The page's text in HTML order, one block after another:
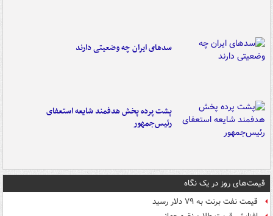
سدهای ایران چه وضعیتی دارند
پشت پرده پخش هدفمند شایعه استعفای
رئیس‌جمهور
قیمت‌های روز در یک نگاه
قیمت نفت برنت به ۷۹ دلار رسید